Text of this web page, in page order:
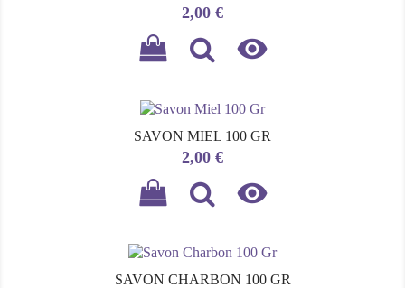
Prix
2,00 €

SAVON MIEL 100 GR
Prix
2,00 €

SAVON CHARBON 100 GR